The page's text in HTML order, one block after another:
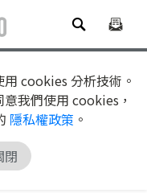
cookies 分析技術。
我們使用 cookies，
隱私權政策 。
閉